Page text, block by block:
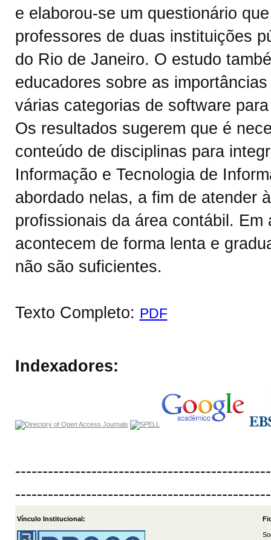
e elaborou-se um questionário
professores de duas instituições
do Rio de Janeiro. O estudo
educadores sobre as
várias categorias de software
Os resultados sugerem que é
conteúdo de disciplinas para
Informação e Tecnologia de
abordado nelas, a fim de atender
profissionais da área contábil.
acontecem de forma lenta e
não são suficientes.
Texto Completo: PDF
Indexadores:
Vínculo Institucional: